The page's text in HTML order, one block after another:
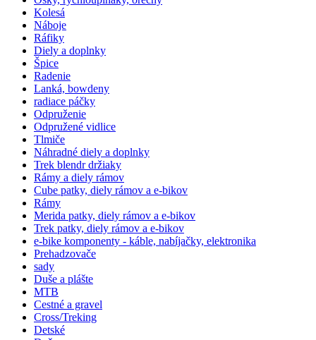
Kolesá
Náboje
Ráfiky
Diely a doplnky
Špice
Radenie
Lanká, bowdeny
radiace páčky
Odpruženie
Odpružené vidlice
Tlmiče
Náhradné diely a doplnky
Trek blendr držiaky
Rámy a diely rámov
Cube patky, diely rámov a e-bikov
Rámy
Merida patky, diely rámov a e-bikov
Trek patky, diely rámov a e-bikov
e-bike komponenty - káble, nabíjačky, elektronika
Prehadzovače
sady
Duše a plášte
MTB
Cestné a gravel
Cross/Treking
Detské